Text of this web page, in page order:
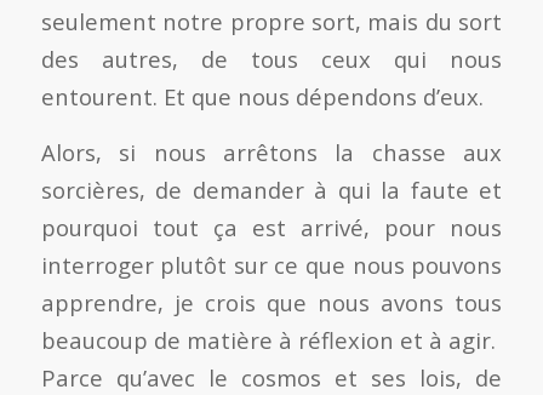
seulement notre propre sort, mais du sort
des autres, de tous ceux qui nous
entourent. Et que nous dépendons d’eux.
Alors, si nous arrêtons la chasse aux
sorcières, de demander à qui la faute et
pourquoi tout ça est arrivé, pour nous
interroger plutôt sur ce que nous pouvons
apprendre, je crois que nous avons tous
beaucoup de matière à réflexion et à agir.
Parce qu’avec le cosmos et ses lois, de